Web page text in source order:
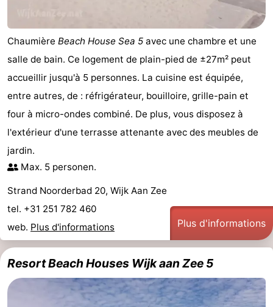
de
vue
-
Terrains
de
jeux
-
Aires
de
jeux
intérieures
Centres
de
bien-
être
Villages
&
villes
Nature
Sports
-
Piscines
-
Faire
du
-
Randonnée
-
Chaumière Beach House Sea 5 avec une chambre et une
salle de bain. Ce logement de plain-pied de ±27m² peut
accueillir jusqu'à 5 personnes. La cuisine est équipée,
entre autres, de : réfrigérateur, bouilloire, grille-pain et
four à micro-ondes combiné. De plus, vous disposez à
l'extérieur d'une terrasse attenante avec des meubles de
jardin.
Max. 5 personen.
Strand Noorderbad 20, Wijk Aan Zee
tel. +31 251 782 460
web. Plus d'informations Plus d'informations
Resort Beach Houses Wijk aan Zee 5